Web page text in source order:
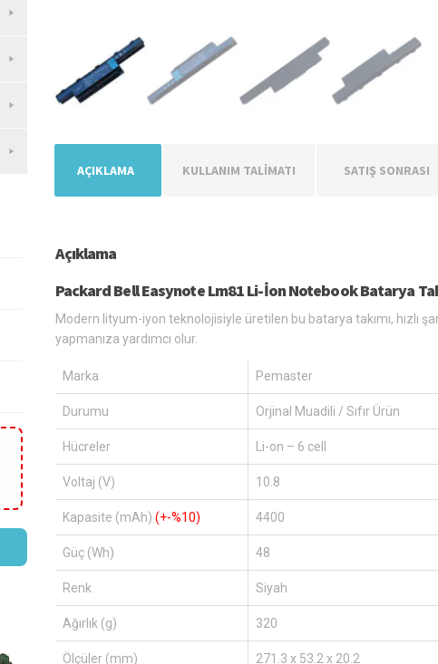
AÇIKLAMA KULLANIM TALİMATI SATIŞ SONRASI
Açıklama
Packard Bell Easynote Lm81 Li-İon Notebook Batarya
Modern lityum-iyon teknolojisiyle üretilen bu batarya takımı, hızlı
yapmanıza yardımcı olur.
Marka Pemaster
Durumu Orjinal Muadili / Sıfır Ürün
Hücreler Li-on – 6 cell
Voltaj (V) 10.8
Kapasite (mAh) (+-%10) 4400
Güç (Wh) 48
Renk Siyah
Ağırlık (g) 320
Ölçüler (mm) 271.3 x 53.2 x 20.2